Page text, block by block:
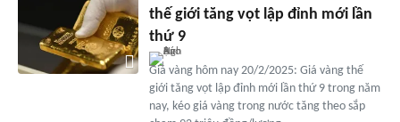
thế giới tăng vọt lập đỉnh mới lần
thứ 9
Giá vàng hôm nay 20/2/2025: Giá vàng thế
giới tăng vọt lập đỉnh mới lần thứ 9 trong năm
nay, kéo giá vàng trong nước tăng theo sắp